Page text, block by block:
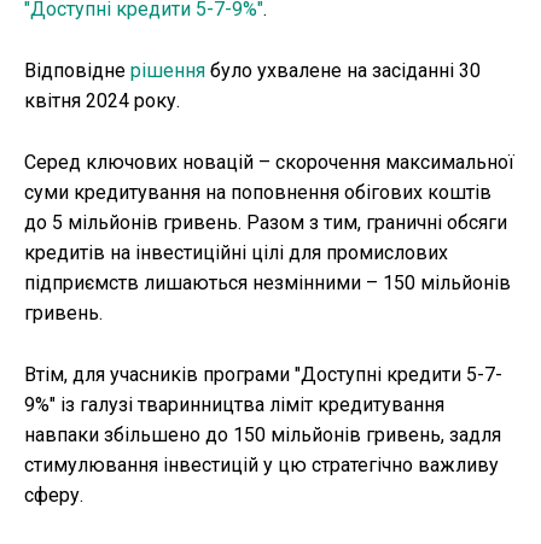
"Доступні кредити 5-7-9%".
Відповідне рішення було ухвалене на засіданні 30
квітня 2024 року.
Серед ключових новацій – скорочення максимальної
суми кредитування на поповнення обігових коштів
до 5 мільйонів гривень. Разом з тим, граничні обсяги
кредитів на інвестиційні цілі для промислових
підприємств лишаються незмінними – 150 мільйонів
гривень.
Втім, для учасників програми "Доступні кредити 5-7-
9%" із галузі тваринництва ліміт кредитування
навпаки збільшено до 150 мільйонів гривень, задля
стимулювання інвестицій у цю стратегічно важливу
сферу.